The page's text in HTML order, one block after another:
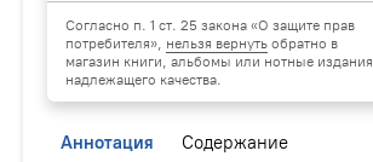
Согласно п. 1 ст. 25 закона «О защите прав
потребителя», нельзя вернуть обратно в
магазин книги, альбомы или нотные издания
надлежащего качества.
Аннотация Содержание